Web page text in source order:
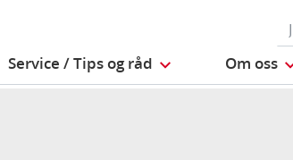
Service / Tips og råd Om oss